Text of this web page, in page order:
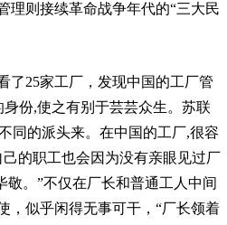
理则接续革命战争年代的“三大民
了25家工厂，发现中国的工厂管
身份,使之有别于芸芸众生。苏联
同的派头来。在中国的工厂,很容
的职工也会因为没有亲眼见过厂
敬。”不仅在厂长和普通工人中间
，似乎闲得无事可干，“厂长领着